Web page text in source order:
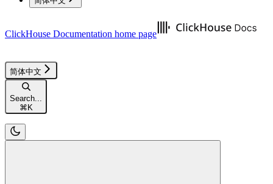
ClickHouse Documentation home page
简体中文
Search...
⌘K